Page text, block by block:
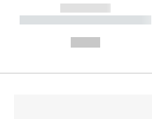
------------
----------- ----------- --------